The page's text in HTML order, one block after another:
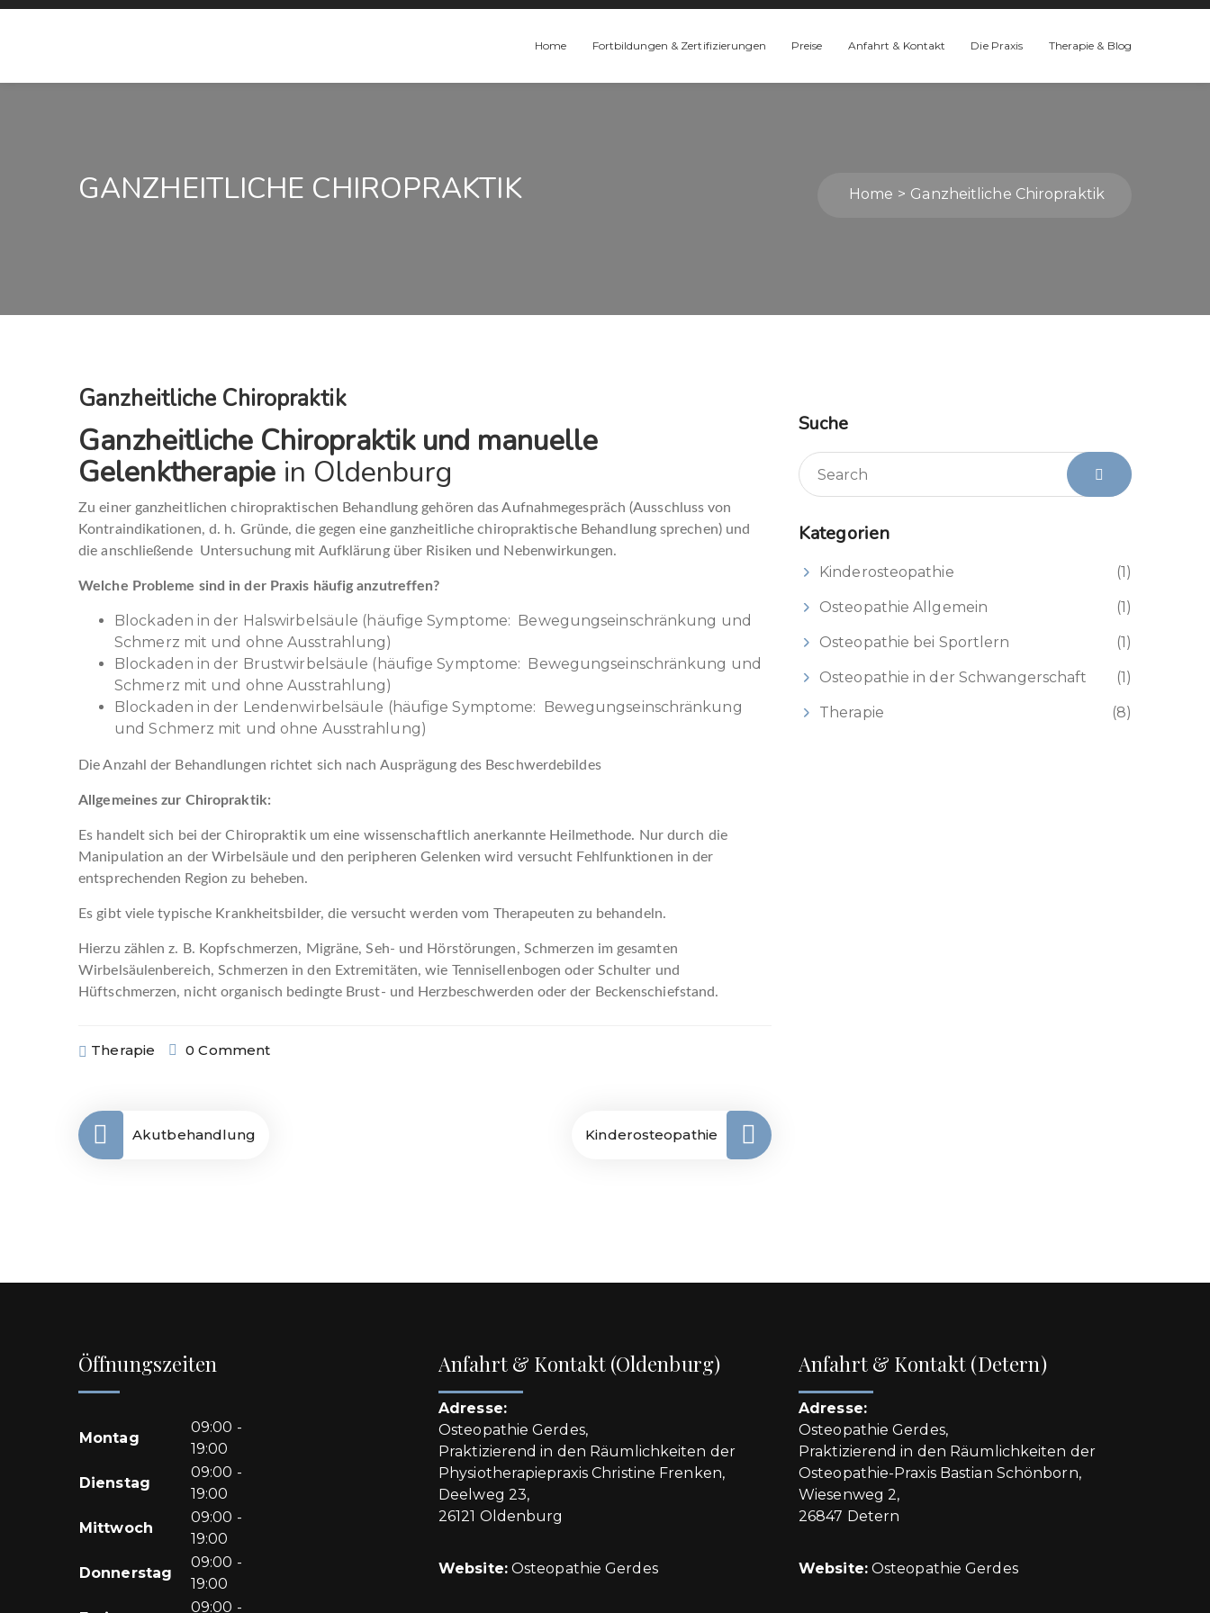
Home Fortbildungen & Zertifizierungen Preise Anfahrt & Kontakt Die Praxis Therapie & Blog
GANZHEITLICHE CHIROPRAKTIK Home Ganzheitliche Chiropraktik
Ganzheitliche Chiropraktik
Ganzheitliche Chiropraktik und manuelle
Gelenktherapie in Oldenburg
Zu einer ganzheitlichen chiropraktischen Behandlung gehören das Aufnahmegespräch (Ausschluss von
Kontraindikationen, d. h. Gründe, die gegen eine ganzheitliche chiropraktische Behandlung sprechen) und
die anschließende Untersuchung mit Aufklärung über Risiken und Nebenwirkungen.
Welche Probleme sind in der Praxis häufig anzutreffen?
Blockaden in der Halswirbelsäule (häufige Symptome: Bewegungseinschränkung und
Schmerz mit und ohne Ausstrahlung)
Blockaden in der Brustwirbelsäule (häufige Symptome: Bewegungseinschränkung und
Schmerz mit und ohne Ausstrahlung)
Blockaden in der Lendenwirbelsäule (häufige Symptome: Bewegungseinschränkung
und Schmerz mit und ohne Ausstrahlung)
Die Anzahl der Behandlungen richtet sich nach Ausprägung des Beschwerdebildes
Allgemeines zur Chiropraktik:
Es handelt sich bei der Chiropraktik um eine wissenschaftlich anerkannte Heilmethode. Nur durch die
Manipulation an der Wirbelsäule und den peripheren Gelenken wird versucht Fehlfunktionen in der
entsprechenden Region zu beheben.
Es gibt viele typische Krankheitsbilder, die versucht werden vom Therapeuten zu behandeln.
Hierzu zählen z. B. Kopfschmerzen, Migräne, Seh- und Hörstörungen, Schmerzen im gesamten
Wirbelsäulenbereich, Schmerzen in den Extremitäten, wie Tennisellenbogen oder Schulter und
Hüftschmerzen, nicht organisch bedingte Brust- und Herzbeschwerden oder der Beckenschiefstand.
Therapie 0 Comment
Beitragsnavigation
Akutbehandlung Kinderosteopathie
Suche
Kategorien
Kinderosteopathie (1)
Osteopathie Allgemein (1)
Osteopathie bei Sportlern (1)
Osteopathie in der Schwangerschaft (1)
Therapie (8)
Öffnungszeiten
Montag
09:00 -
19:00
Dienstag
09:00 -
19:00
Mittwoch
09:00 -
19:00
Donnerstag
09:00 -
19:00
09:00 -
Anfahrt & Kontakt (Oldenburg)
Adresse:
Osteopathie Gerdes,
Praktizierend in den Räumlichkeiten der
Physiotherapiepraxis Christine Frenken,
Deelweg 23,
26121 Oldenburg
Website: Osteopathie Gerdes
Anfahrt & Kontakt (Detern)
Adresse:
Osteopathie Gerdes,
Praktizierend in den Räumlichkeiten der
Osteopathie-Praxis Bastian Schönborn,
Wiesenweg 2,
26847 Detern
Website: Osteopathie Gerdes